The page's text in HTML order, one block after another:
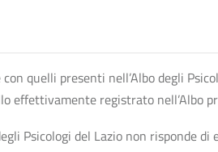
quelli presenti nell’Albo degli
effettivamente registrato nell’Albo
Psicologi del Lazio non risponde